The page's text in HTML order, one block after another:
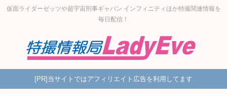
仮面ライダーゼッツや超宇宙刑事ギャバン インフィニティほか特撮関連情報を
毎日配信！
[PR]当サイトではアフィリエイト広告を利用してます